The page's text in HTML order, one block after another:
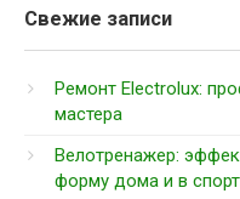
Свежие записи
Ремонт Electrolux:
мастера
Велотренажер:
форму дома и в